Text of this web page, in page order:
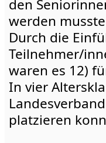
den
werden
Durch die
Teilnehmer/
waren es 12)
In vier
platzieren